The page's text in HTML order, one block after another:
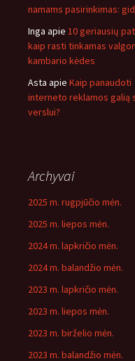
namams pasirinkimas:
Inga apie 10 geriausių
kaip rasti tinkamas
kambario kėdes
Asta apie Kaip panaudoti
interneto reklamos galią
verslui?
Archyvai
2025 m. rugpjūčio mėn.
2025 m. liepos mėn.
2024 m. lapkričio mėn.
2024 m. balandžio mėn.
2023 m. lapkričio mėn.
2023 m. liepos mėn.
2023 m. birželio mėn.
2023 m. balandžio mėn.